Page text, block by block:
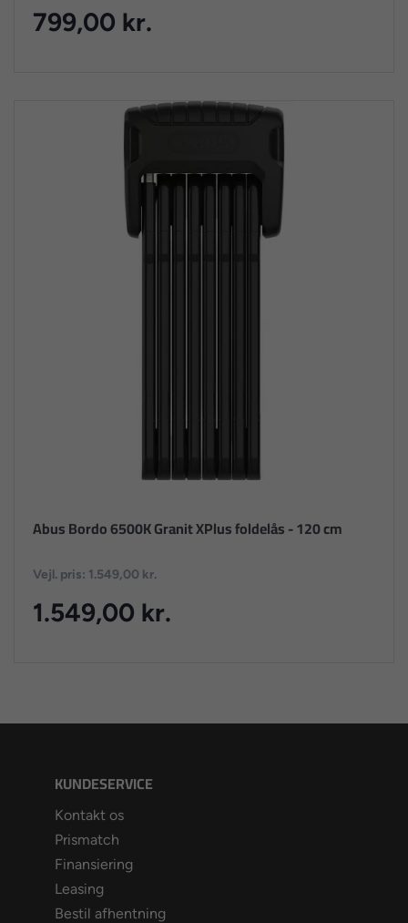
799,00 kr.
Abus Bordo 6500K Granit XPlus foldelås - 120 cm
Vejl. pris: 1.549,00 kr.
1.549,00 kr.
KUNDESERVICE
Kontakt os
Prismatch
Finansiering
Leasing
Bestil afhentning